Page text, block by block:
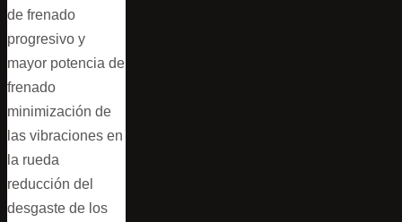
de frenado
progresivo y
mayor potencia de
frenado
minimización de
las vibraciones en
la rueda
reducción del
desgaste de los